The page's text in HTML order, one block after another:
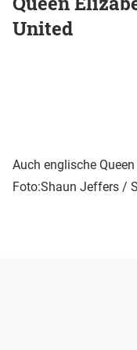
United
Auch englische
Foto:Shaun Jeffers /